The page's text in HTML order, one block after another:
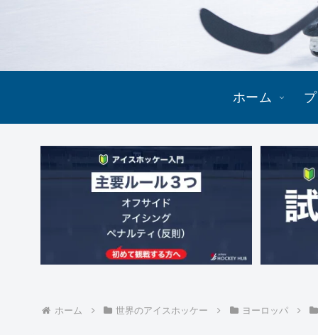
ホーム
ホーム 世界のアイスホッケー ヨーロッパ